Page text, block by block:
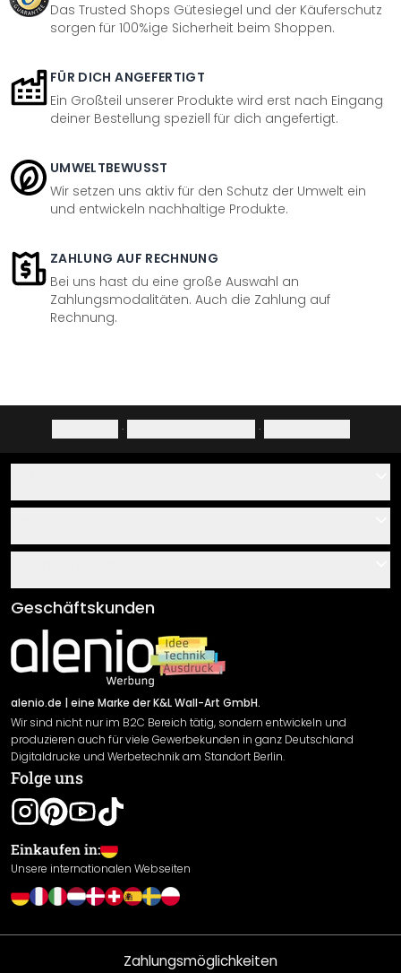
Das Trusted Shops Gütesiegel und der Käuferschutz
sorgen für 100%ige Sicherheit beim Shoppen.
FÜR DICH ANGEFERTIGT
Ein Großteil unserer Produkte wird erst nach Eingang
deiner Bestellung speziell für dich angefertigt.
UMWELTBEWUSST
Wir setzen uns aktiv für den Schutz der Umwelt ein
und entwickeln nachhaltige Produkte.
ZAHLUNG AUF RECHNUNG
Bei uns hast du eine große Auswahl an
Zahlungsmodalitäten. Auch die Zahlung auf
Rechnung.
· ·
Über uns
Klebe- und Montageanleitungen
Newsletter An-/Abmeldung
Sendungsverfolgung
AGB
Impressum
Versand & Zahlung
Rücksendung
Widerrufsrecht
Datenschutzerklärung
Gewährleistung
Leistungserklärung / CE-Zeichen
Cookie Einstellungen
Geschäftskunden
alenio.de | eine Marke der K&L Wall-Art GmbH.
Wir sind nicht nur im B2C Bereich tätig, sondern entwickeln und
produzieren auch für viele Gewerbekunden in ganz Deutschland
Digitaldrucke und Werbetechnik am Standort Berlin.
Folge uns
Einkaufen in:
Unsere internationalen Webseiten
Zahlungsmöglichkeiten